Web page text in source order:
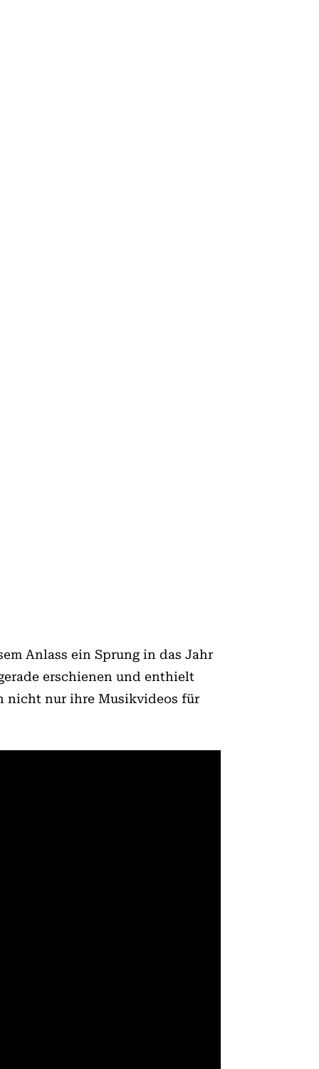
Anlass ein Sprung in das Jahr
erschienen und enthielt
nicht nur ihre Musikvideos für